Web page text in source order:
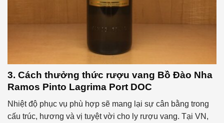
3. Cách thưởng thức rượu vang Bồ Đào Nha
Ramos Pinto Lagrima Port DOC
Nhiệt độ phục vụ phù hợp sẽ mang lại sự cân bằng trong
cấu trúc, hương và vị tuyệt vời cho ly rượu vang. Tại VN,